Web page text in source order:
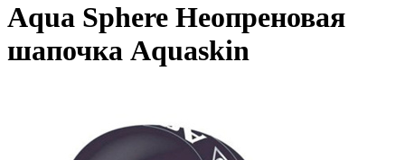
Aqua Sphere Неопреновая
шапочка Aquaskin